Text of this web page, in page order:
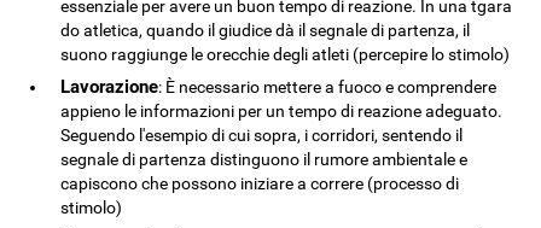
essenziale per avere un buon tempo di reazione. In una tgara
do atletica, quando il giudice dà il segnale di partenza, il
suono raggiunge le orecchie degli atleti (percepire lo stimolo)
Lavorazione: È necessario mettere a fuoco e comprendere
appieno le informazioni per un tempo di reazione adeguato.
Seguendo l'esempio di cui sopra, i corridori, sentendo il
segnale di partenza distinguono il rumore ambientale e
capiscono che possono iniziare a correre (processo di
stimolo)